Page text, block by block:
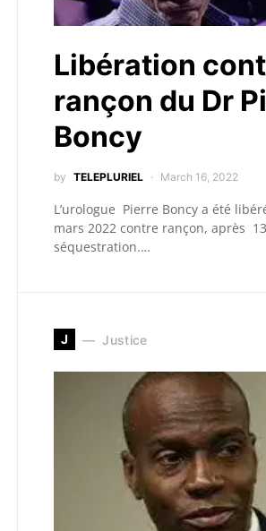
Libération
rançon du Dr
Boncy
by TELEPLURIEL March 16, 2022
L’urologue Pierre Boncy a été
mars 2022 contre rançon, après
séquestration.…
J Justice